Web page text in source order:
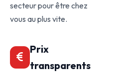
secteur pour être chez
vous au plus vite.
Prix
transparents